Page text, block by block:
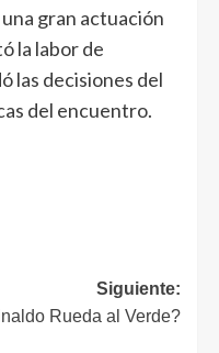
gran actuación
la labor de
las decisiones del
del encuentro.
Siguiente:
Rueda al Verde?